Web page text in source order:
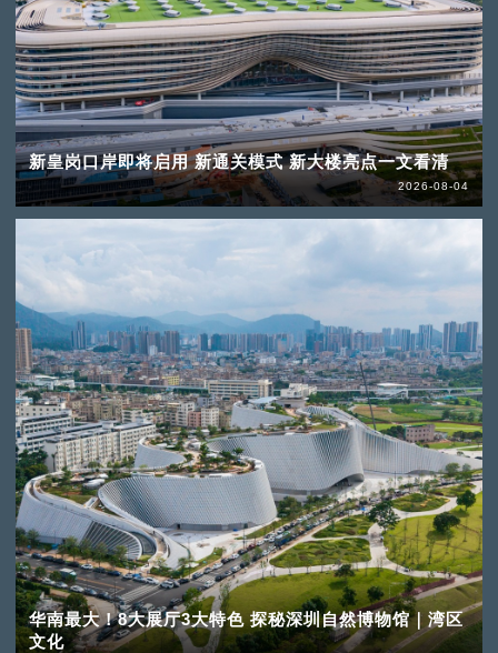
新皇岗口岸即将启用 新通关模式 新大楼亮点一文看清
2026-08-04
华南最大！8大展厅3大特色 探秘深圳自然博物馆｜湾区
文化